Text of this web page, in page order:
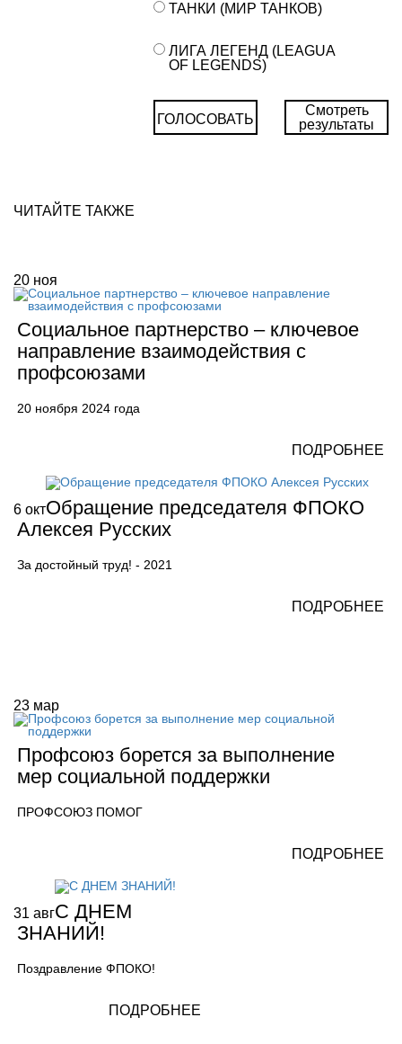
ТАНКИ (МИР ТАНКОВ)
ЛИГА ЛЕГЕНД (LEAGUA
OF LEGENDS)
ГОЛОСОВАТЬ
Смотреть
результаты
ЧИТАЙТЕ ТАКЖЕ
20 ноя
Социальное партнерство – ключевое
направление взаимодействия с
профсоюзами
20 ноября 2024 года
ПОДРОБНЕЕ
6 октОбращение председателя ФПОКО
Алексея Русских
За достойный труд! - 2021
ПОДРОБНЕЕ
23 мар
Профсоюз борется за выполнение
мер социальной поддержки
ПРОФСОЮЗ ПОМОГ
ПОДРОБНЕЕ
31 авгС ДНЕМ
ЗНАНИЙ!
Поздравление ФПОКО!
ПОДРОБНЕЕ